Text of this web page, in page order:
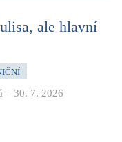
ale hlavní
– 30. 7. 2026